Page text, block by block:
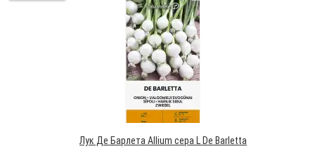
Лук Де Барлета Allium cepa L De Barletta